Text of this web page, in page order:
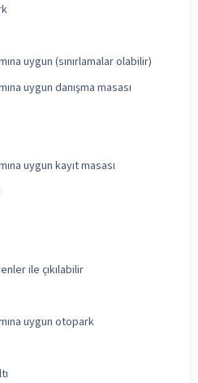
uygun (sınırlamalar olabilir)
uygun danışma masası
uygun kayıt masası
ile çıkılabilir
uygun otopark